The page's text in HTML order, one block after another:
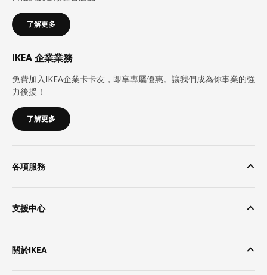
了解更多
IKEA 企業業務
免費加入IKEA企業卡卡友，即享專屬優惠。讓我們成為你事業的強
力後援！
了解更多
各項服務
支援中心
關於IKEA